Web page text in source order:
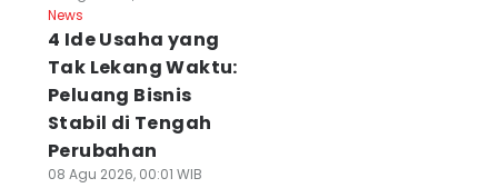
News
4 Ide Usaha yang
Tak Lekang Waktu:
Peluang Bisnis
Stabil di Tengah
Perubahan
08 Agu 2026, 00:01 WIB